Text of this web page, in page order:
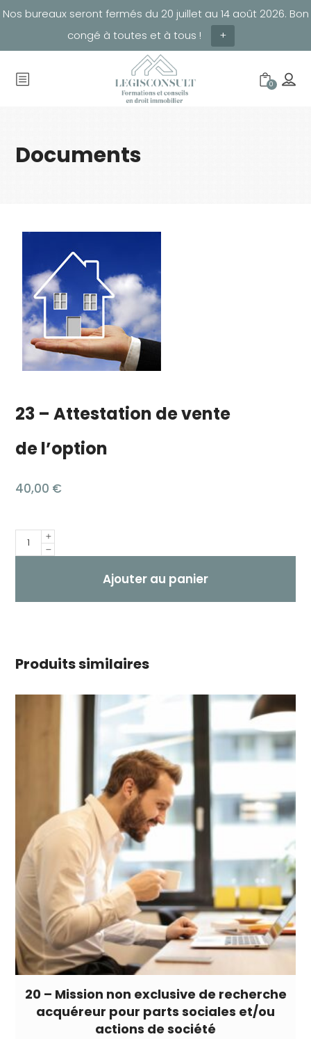
Nos bureaux seront fermés du 20 juillet au 14 août 2026. Bon
congé à toutes et à tous !
+
0
Documents
23 – Attestation de vente
de l’option
40,00 €
Quantité
Ajouter au panier
Produits similaires
20 – Mission non exclusive de recherche
acquéreur pour parts sociales et/ou
actions de société